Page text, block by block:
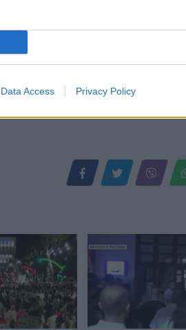
Data Access Privacy Policy